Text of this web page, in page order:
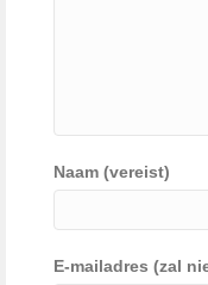
Naam (vereist)
E-mailadres (zal